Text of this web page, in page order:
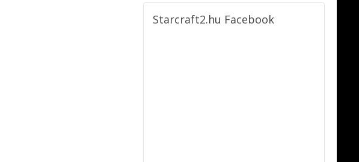
Starcraft2.hu Facebook